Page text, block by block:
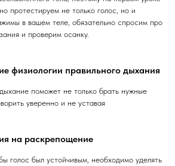
протестируем не только голос, но и
в вашем теле, обязательно спросим про
и проверим осанку.
физиологии правильного дыхания
поможет не только брать нужные
уверенно и не уставая
на раскрепощение
голос был устойчивым, необходимо уделять